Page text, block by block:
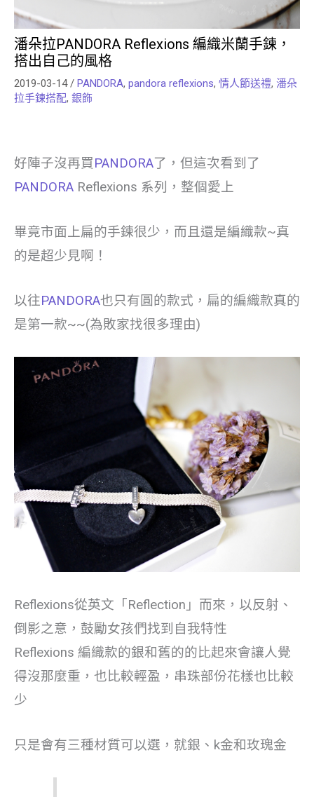
潘朵拉PANDORA Reflexions 編織米蘭手鍊，
搭出自己的風格
2019-03-14/ PANDORA, pandora reflexions, 情人節送禮, 潘朵
拉手鍊搭配, 銀飾
好陣子沒再買PANDORA了，但這次看到了
PANDORA Reflexions 系列，整個愛上
畢竟市面上扁的手鍊很少，而且還是編織款~真
的是超少見啊！
以往PANDORA也只有圓的款式，扁的編織款真的
是第一款~~(為敗家找很多理由)
Reflexions從英文「Reflection」而來，以反射、
倒影之意，鼓勵女孩們找到自我特性
Reflexions 編織款的銀和舊的的比起來會讓人覺
得沒那麼重，也比較輕盈，串珠部份花樣也比較
少
只是會有三種材質可以選，就銀、k金和玫瑰金